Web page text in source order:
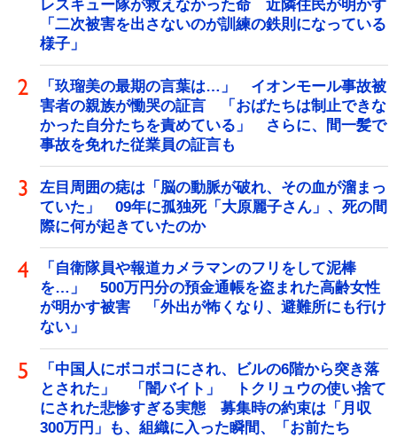
レスキュー隊が救えなかった命 近隣住民が明かす
「二次被害を出さないのが訓練の鉄則になっている
様子」
「玖瑠美の最期の言葉は…」 イオンモール事故被
害者の親族が慟哭の証言 「おばたちは制止できな
かった自分たちを責めている」 さらに、間一髪で
事故を免れた従業員の証言も
左目周囲の痣は「脳の動脈が破れ、その血が溜まっ
ていた」 09年に孤独死「大原麗子さん」、死の間
際に何が起きていたのか
「自衛隊員や報道カメラマンのフリをして泥棒
を…」 500万円分の預金通帳を盗まれた高齢女性
が明かす被害 「外出が怖くなり、避難所にも行け
ない」
「中国人にボコボコにされ、ビルの6階から突き落
とされた」 「闇バイト」 トクリュウの使い捨て
にされた悲惨すぎる実態 募集時の約束は「月収
300万円」も、組織に入った瞬間、「お前たち